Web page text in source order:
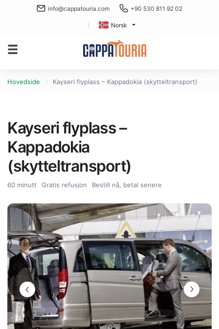
info@cappatouria.com +90 530 811 92 02
Norsk
Hovedside Kayseri flyplass – Kappadokia (skytteltransport)
Kayseri flyplass –
Kappadokia
(skytteltransport)
60 minutt Gratis refusjon Bestill nå, betal senere